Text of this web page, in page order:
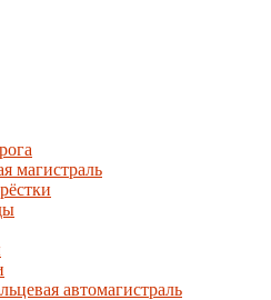
магистраль
автомагистраль